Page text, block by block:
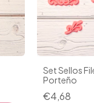
Set Sellos
Porteño
€4,68